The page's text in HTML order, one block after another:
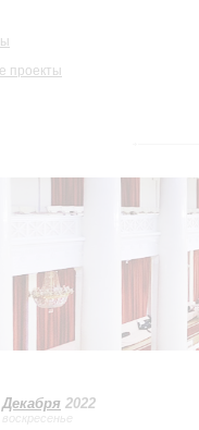
проекты
Декабря 2022
воскресенье